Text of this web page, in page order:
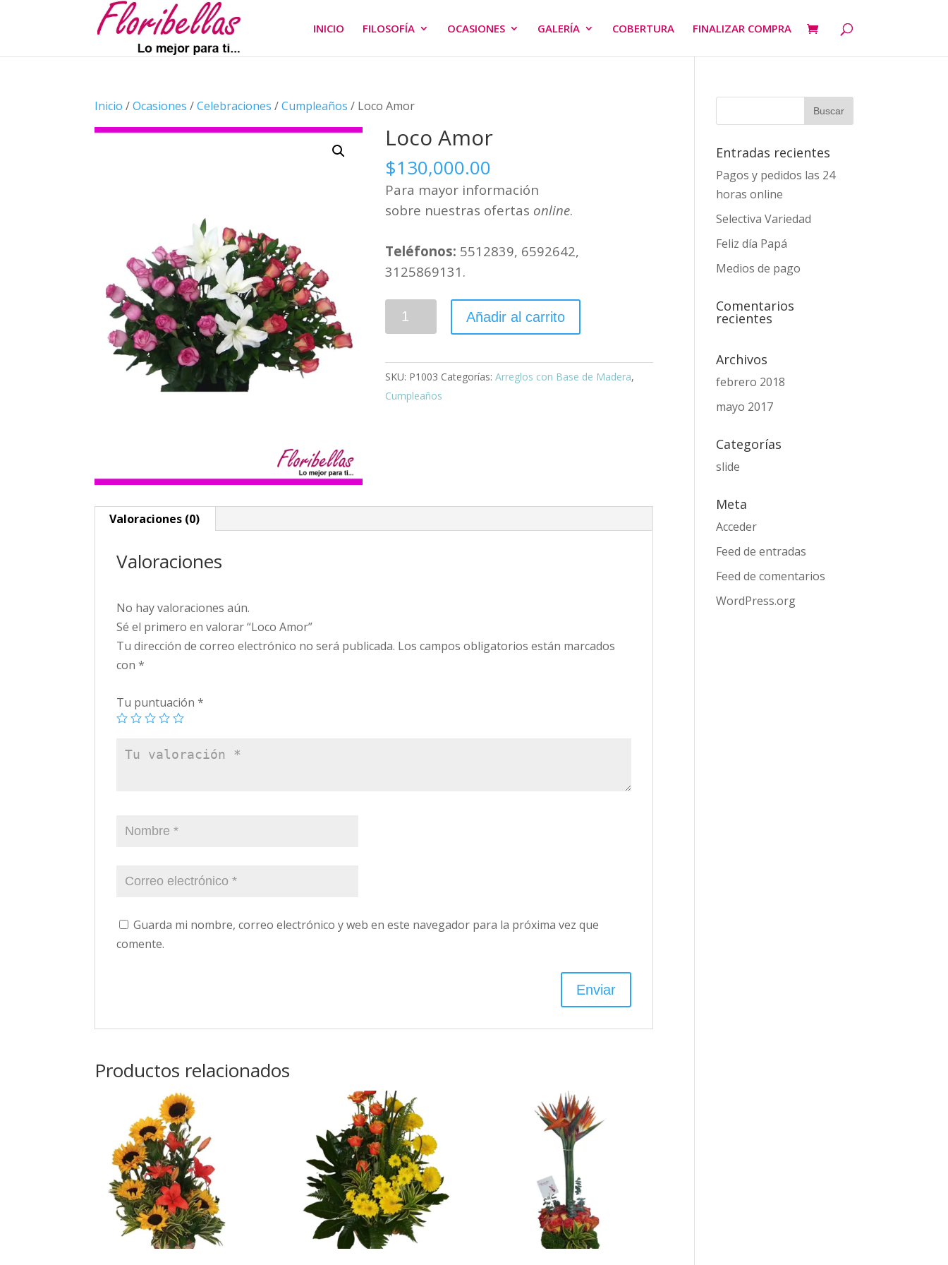
INICIO FILOSOFÍA OCASIONES GALERÍA COBERTURA FINALIZAR COMPRA
Inicio /Ocasiones /Celebraciones /Cumpleaños / Loco Amor
Loco Amor
$130,000.00
Para mayor información
sobre nuestras ofertas online.
Teléfonos: 5512839, 6592642,
3125869131.
Loco
Añadir al carrito
SKU: P1003 Categorías:Arreglos con Base de Madera,
Cumpleaños
Valoraciones (0)
Valoraciones
No hay valoraciones aún.
Sé el primero en valorar “Loco Amor”
Tu dirección de correo electrónico no será publicada. Los campos obligatorios están marcados
con*
Tu puntuación*
Guarda mi nombre, correo electrónico y web en este navegador para la próxima vez que
comente.
Productos relacionados
Entradas recientes
Pagos y pedidos las 24
horas online
Selectiva Variedad
Feliz día Papá
Medios de pago
Comentarios
recientes
Archivos
febrero 2018
mayo 2017
Categorías
slide
Meta
Acceder
Feed de entradas
Feed de comentarios
WordPress.org